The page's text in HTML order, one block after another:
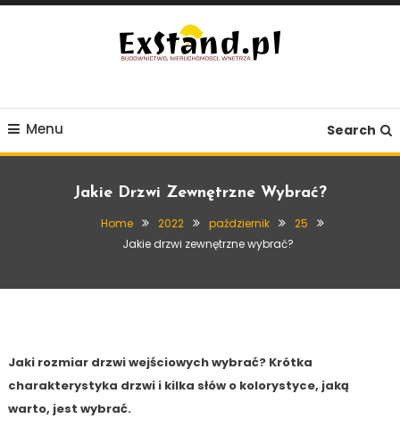
Skip
Menu Search
Jakie Drzwi Zewnętrzne Wybrać?
Home 2022 październik
25
Jakie drzwi zewnętrzne wybrać?
Jaki rozmiar drzwi wejściowych wybrać? Krótka
charakterystyka drzwi i kilka słów o kolorystyce, jaką
warto, jest wybrać.